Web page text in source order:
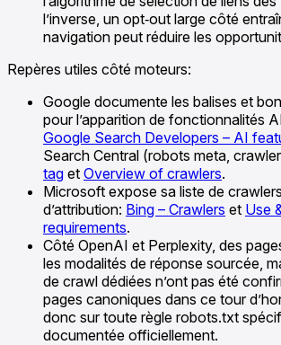
l’inverse, un opt‑out large côté
navigation peut réduire les
Repères utiles côté moteurs:
Google documente les balises et
pour l’apparition de fonctionnalités
Google Search Developers – AI
Search Central (robots meta,
tag et Overview of crawlers.
Microsoft expose sa liste de
d’attribution: Bing – Crawlers et Use
requirements.
Côté OpenAI et Perplexity, des
les modalités de réponse sourcée,
de crawl dédiées n’ont pas été
pages canoniques dans ce tour
donc sur toute règle robots.txt
documentée officiellement.